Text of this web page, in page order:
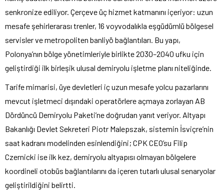
senkronize ediliyor. Çerçeve üç hizmet katmanını içeriyor: uzun
mesafe şehirlerarası trenler, 16 voyvodalıkla eşgüdümlü bölgesel
servisler ve metropoliten banliyö bağlantıları. Bu yapı,
Polonya’nın bölge yönetimleriyle birlikte 2030–2040 ufku için
geliştirdiği ilk birleşik ulusal demiryolu işletme planı niteliğinde.
Tarife mimarisi, üye devletleri iç uzun mesafe yolcu pazarlarını
mevcut işletmeci dışındaki operatörlere açmaya zorlayan AB
Dördüncü Demiryolu Paketi’ne doğrudan yanıt veriyor. Altyapı
Bakanlığı Devlet Sekreteri Piotr Malepszak, sistemin İsviçre’nin
saat kadranı modelinden esinlendiğini; CPK CEO’su Filip
Czernicki ise ilk kez, demiryolu altyapısı olmayan bölgelere
koordineli otobüs bağlantılarını da içeren tutarlı ulusal senaryolar
geliştirildiğini belirtti.